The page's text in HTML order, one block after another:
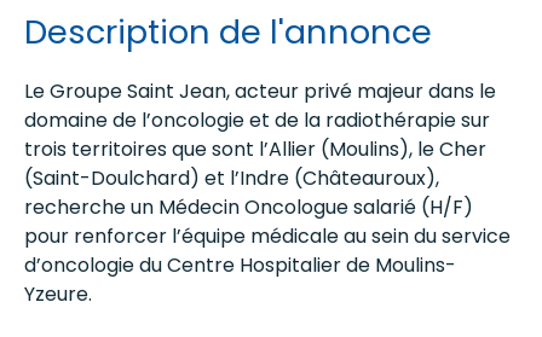
Description de l'annonce
Le Groupe Saint Jean, acteur privé majeur dans le
domaine de l’oncologie et de la radiothérapie sur
trois territoires que sont l’Allier (Moulins), le Cher
(Saint-Doulchard) et l’Indre (Châteauroux),
recherche un Médecin Oncologue salarié (H/F)
pour renforcer l’équipe médicale au sein du service
d’oncologie du Centre Hospitalier de Moulins-
Yzeure.